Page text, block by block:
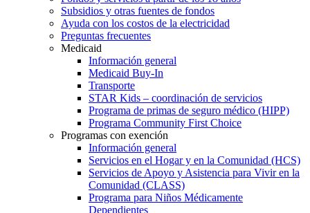
Subsidios y otras fuentes de fondos
Ayuda con los costos de la electricidad
Preguntas frecuentes
Medicaid
Información general
Medicaid Buy-In
Transporte
STAR Kids – coordinación de servicios
Programa de primas de seguro médico (HIPP)
Programa Community First Choice
Programas con exención
Información general
Servicios en el Hogar y en la Comunidad (HCS)
Servicios de Apoyo y Asistencia para Vivir en la
Comunidad (CLASS)
Programa para Niños Médicamente
Dependientes